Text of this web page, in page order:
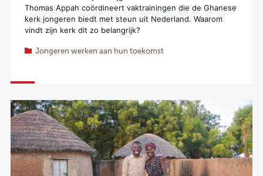
Thomas Appah coördineert vaktrainingen die de Ghanese
kerk jongeren biedt met steun uit Nederland. Waarom
vindt zijn kerk dit zo belangrijk?
Jongeren werken aan hun toekomst